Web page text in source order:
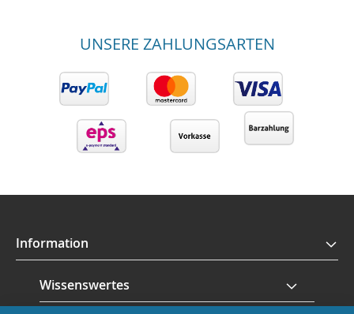
UNSERE ZAHLUNGSARTEN
Information
Wissenswertes